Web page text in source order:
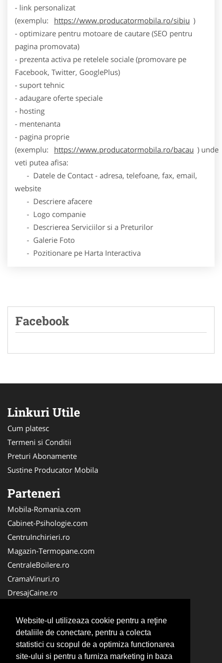
Website-ul utilizeaza cookie pentru a reţine
detaliile de conectare, pentru a colecta
statistici cu scopul de a optimiza functionarea
site-ului si pentru a furniza marketing in baza
- link personalizat
(exemplu:
https://www.producatormobila.ro/sibiu )
- optimizare pentru motoare de cautare (SEO pentru
pagina promovata)
- prezenta activa pe retelele sociale (promovare pe
Facebook, Twitter, GooglePlus)
- suport tehnic
- adaugare oferte speciale
- hosting
- mentenanta
- pagina proprie
(exemplu:
https://www.producatormobila.ro/bacau ) unde
veti putea afisa:
- Datele de Contact - adresa, telefoane, fax, email,
website
- Descriere afacere
- Logo companie
- Descrierea Serviciilor si a Preturilor
- Galerie Foto
- Pozitionare pe Harta Interactiva
Facebook
Linkuri Utile
Cum platesc
Termeni si Conditii
Preturi Abonamente
Sustine Producator Mobila
Parteneri
Mobila-Romania.com
Cabinet-Psihologie.com
CentruInchirieri.ro
Magazin-Termopane.com
CentraleBoilere.ro
CramaVinuri.ro
DresajCaine.ro
Alpinist-Utilitar.com
Birouri-Cadastru.ro
FirmaTractariAuto.ro